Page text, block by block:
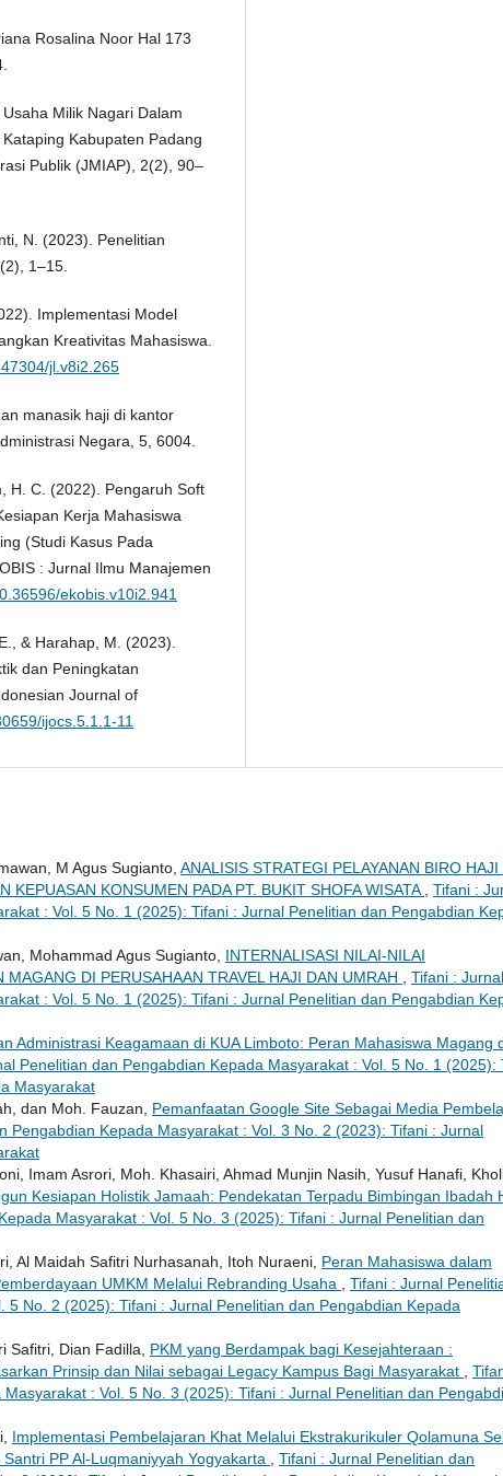
Rosalina Noor Hal 173
Milik Nagari Dalam
Kabupaten Padang
Publik (JMIAP), 2(2), 90–
N. (2023). Penelitian
1–15.
Implementasi Model
Kreativitas Mahasiswa.
jl.v8i2.265
manasik haji di kantor
Negara, 5, 6004.
H. C. (2022). Pengaruh Soft
Kerja Mahasiswa
(Studi Kasus Pada
: Jurnal Ilmu Manajemen
ekobis.v10i2.941
& Harahap, M. (2023).
dan Peningkatan
Journal of
ijocs.5.1.1-11
M Agus Sugianto, ANALISIS STRATEGI PELAYANAN BIRO HAJI
KEPUASAN KONSUMEN PADA PT. BUKIT SHOFA WISATA
Tifani :
: Vol. 5 No. 1 (2025): Tifani : Jurnal Penelitian dan Pengabdian
Mohammad Agus Sugianto, INTERNALISASI NILAI-NILAI
DI PERUSAHAAN TRAVEL HAJI DAN UMRAH
Tifani : Jurnal
: Vol. 5 No. 1 (2025): Tifani : Jurnal Penelitian dan Pengabdian
Administrasi Keagamaan di KUA Limboto: Peran Mahasiswa Magang
Penelitian dan Pengabdian Kepada Masyarakat : Vol. 5 No. 1 (2025):
Masyarakat
dan Moh. Fauzan, Pemanfaatan Google Site Sebagai Media
Pengabdian Kepada Masyarakat : Vol. 3 No. 2 (2023): Tifani : Jurnal
Imam Asrori, Moh. Khasairi, Ahmad Munjin Nasih, Yusuf Hanafi,
Kesiapan Holistik Jamaah: Pendekatan Terpadu Bimbingan Ibadah
Masyarakat : Vol. 5 No. 3 (2025): Tifani : Jurnal Penelitian dan
Al Maidah Safitri Nurhasanah, Itoh Nuraeni, Peran Mahasiswa dalam
UMKM Melalui Rebranding Usaha
Tifani : Jurnal
5 No. 2 (2025): Tifani : Jurnal Penelitian dan Pengabdian Kepada
Safitri, Dian Fadilla, PKM yang Berdampak bagi Kesejahteraan :
Prinsip dan Nilai sebagai Legacy Kampus Bagi Masyarakat
: Vol. 5 No. 3 (2025): Tifani : Jurnal Penelitian dan
Implementasi Pembelajaran Khat Melalui Ekstrakurikuler Qolamuna
PP Al-Luqmaniyyah Yogyakarta
Tifani : Jurnal Penelitian dan